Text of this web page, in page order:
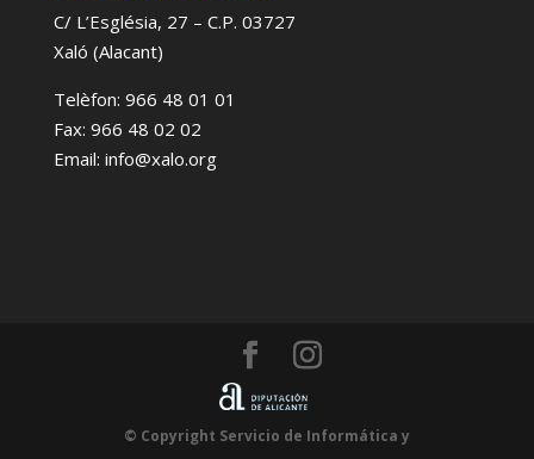
C/ L’Església, 27 – C.P. 03727
Xaló (Alacant)
Telèfon: 966 48 01 01
Fax: 966 48 02 02
Email: info@xalo.org
© Copyright Servicio de Informática y